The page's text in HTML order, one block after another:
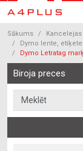
Sākums
Dymo lente,
Dymo Letratag
Biroja preces